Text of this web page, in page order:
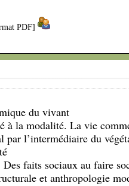
PDF]
du vivant
à la modalité. La vie
par l’intermédiaire du
faits sociaux au faire
et anthropologie